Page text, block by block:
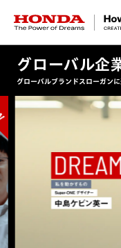
HONDA The
グローバル企
グローバルブランドスローガン